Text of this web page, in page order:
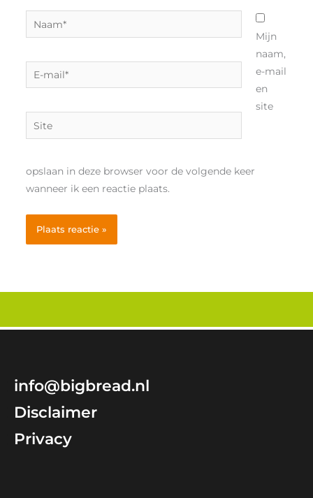
Naam*
E-
mail*
Site
Mijn
naam,
e-mail
en
site
opslaan in deze browser voor de volgende keer
wanneer ik een reactie plaats.
info@bigbread.nl
Disclaimer
Privacy